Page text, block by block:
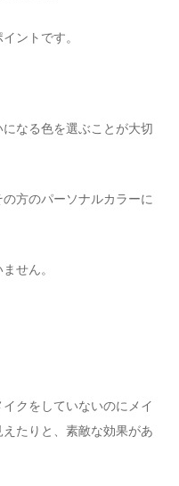
ントです。
なる色を選ぶことが大切
方のパーソナルカラーに
せん。
クをしていないのにメイ
たりと、素敵な効果があ